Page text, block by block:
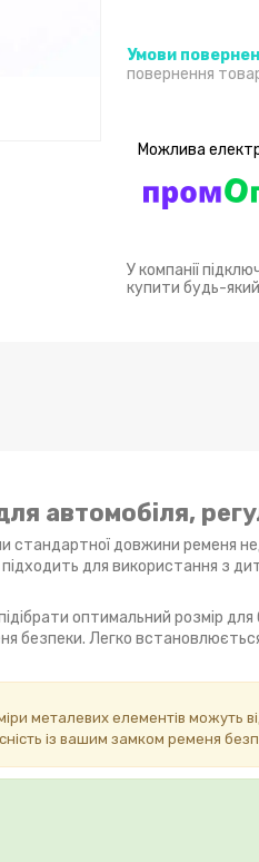
повернення
У компанії
купити будь-
автомобіля,
довжини ременя
для використання з
оптимальний розмір
безпеки. Легко
металевих елементів можуть
із вашим замком ременя